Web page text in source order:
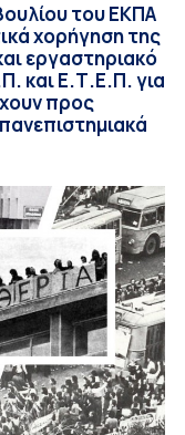
του ΕΚΠΑ
χορήγηση της
εργαστηριακό
και Ε.Τ.Ε.Π. για
προς